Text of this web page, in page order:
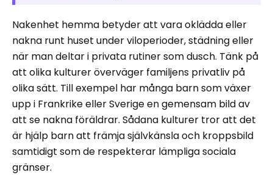
Nakenhet hemma betyder att vara oklädda eller
nakna runt huset under viloperioder, städning eller
när man deltar i privata rutiner som dusch. Tänk på
att olika kulturer överväger familjens privatliv på
olika sätt. Till exempel har många barn som växer
upp i Frankrike eller Sverige en gemensam bild av
att se nakna föräldrar. Sådana kulturer tror att det
är hjälp barn att främja självkänsla och kroppsbild
samtidigt som de respekterar lämpliga sociala
gränser.